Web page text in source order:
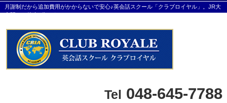
月謝制だから追加費用がかからないで安心♪英会話スクール「クラブロイヤル」。JR大
宮駅から徒歩8分です。
Tel 048-645-7788